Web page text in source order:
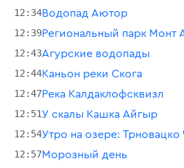
12:34Водопад Аютор
12:39Региональный парк Монт
12:43Агурские водопады
12:44Каньон реки Скога
12:47Река Калдаклофсквизл
12:51У скалы Кашка Айгыр
12:54Утро на озере:
12:57Морозный день